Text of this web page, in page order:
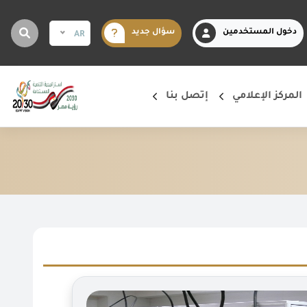
دخول المستخدمين سؤال جديد AR
المركز الإعلامي إتصل بنا